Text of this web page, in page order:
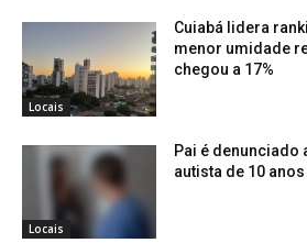
Locais
Cuiabá lidera
menor umidade
chegou a 17%
Locais
Pai é
autista de 10